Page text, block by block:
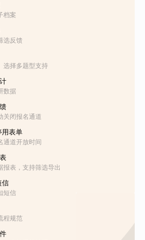
档案
选反馈
选择多题型支持
数据
关闭报名通道
用表单
通道开放时间
报表，支持筛选导出
信
短信
程规范